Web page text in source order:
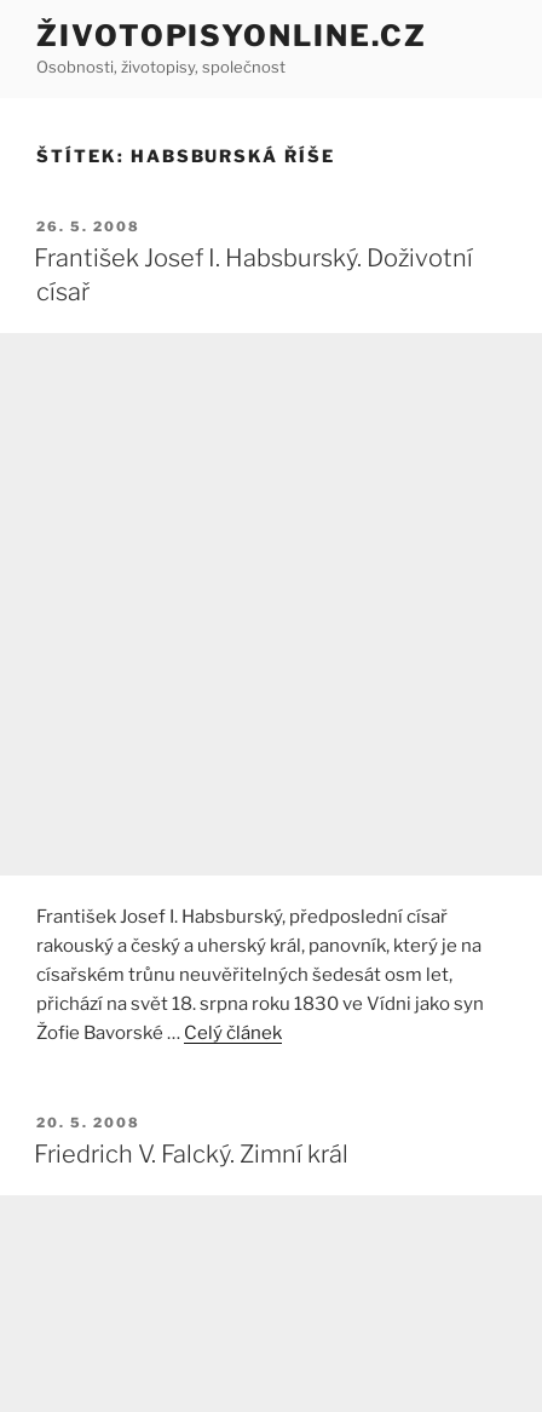
Přejít
obsahu
ŽIVOTOPISYONLINE.CZ
Osobnosti, životopisy, společnost
ŠTÍTEK: HABSBURSKÁ ŘÍŠE
PUBLIKOVÁNO
26. 5. 2008
František Josef I. Habsburský. Doživotní
císař
František Josef I. Habsburský, předposlední císař
rakouský a český a uherský král, panovník, který je na
císařském trůnu neuvěřitelných šedesát osm let,
přichází na svět 18. srpna roku 1830 ve Vídni jako syn
Žofie Bavorské … Celý článek
PUBLIKOVÁNO
20. 5. 2008
Friedrich V. Falcký. Zimní král